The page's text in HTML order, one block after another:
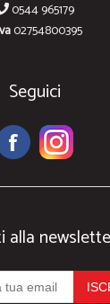
0544 965179
02754800395
Seguici
alla